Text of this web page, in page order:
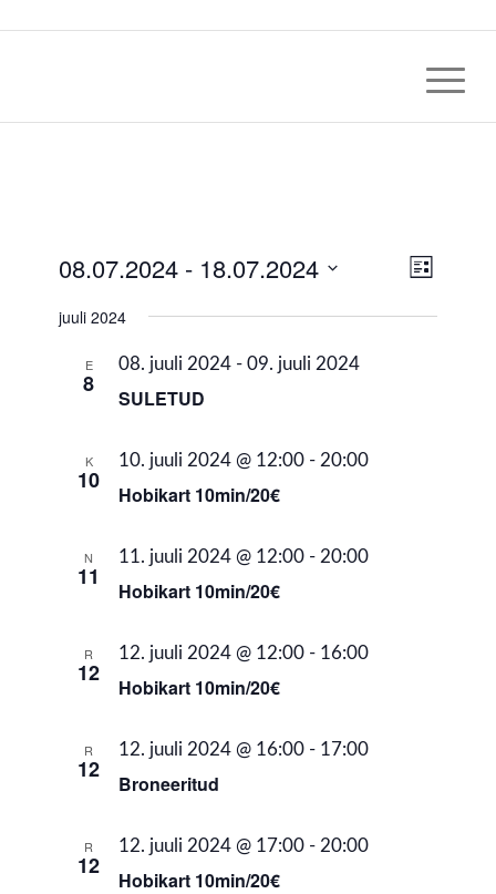
Views
Event
Nimekirja
08.07.2024 - 18.07.2024
date.
juuli 2024
E
8
08. juuli 2024 -09. juuli 2024
SULETUD
K
10
10. juuli 2024 @ 12:00 - 20:00
Hobikart 10min/20€
N
11
11. juuli 2024 @ 12:00 - 20:00
Hobikart 10min/20€
R
12
12. juuli 2024 @ 12:00 - 16:00
Hobikart 10min/20€
R
12
12. juuli 2024 @ 16:00 - 17:00
Broneeritud
R
12
12. juuli 2024 @ 17:00 - 20:00
Hobikart 10min/20€